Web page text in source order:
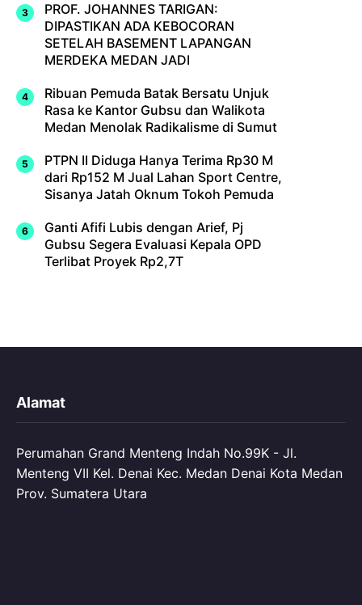
PROF. JOHANNES TARIGAN:
DIPASTIKAN ADA KEBOCORAN
SETELAH BASEMENT LAPANGAN
MERDEKA MEDAN JADI
Ribuan Pemuda Batak Bersatu Unjuk
Rasa ke Kantor Gubsu dan Walikota
Medan Menolak Radikalisme di Sumut
PTPN II Diduga Hanya Terima Rp30 M
dari Rp152 M Jual Lahan Sport Centre,
Sisanya Jatah Oknum Tokoh Pemuda
Ganti Afifi Lubis dengan Arief, Pj
Gubsu Segera Evaluasi Kepala OPD
Terlibat Proyek Rp2,7T
Alamat
Perumahan Grand Menteng Indah No.99K - Jl.
Menteng VII Kel. Denai Kec. Medan Denai Kota Medan
Prov. Sumatera Utara